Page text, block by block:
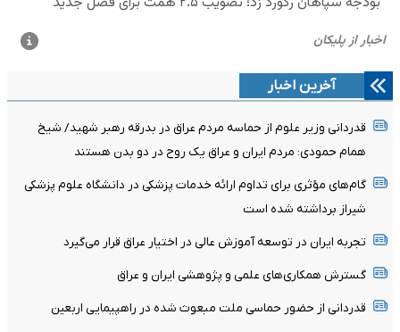
آخرین اخبار
قدردانی وزیر علوم از حماسه مردم عراق در بدرقه رهبر شهید/ شیخ
همام حمودی: مردم ایران و عراق یک روح در دو بدن هستند
گام‌های مؤثری برای تداوم ارائه خدمات پزشکی در دانشگاه علوم پزشکی
شیراز برداشته شده است
تجربه ایران در توسعه آموزش عالی در اختیار عراق قرار می‌گیرد
گسترش همکاری‌های علمی و پژوهشی ایران و عراق
قدردانی از حضور حماسی ملت مبعوث شده در راهپیمایی اربعین